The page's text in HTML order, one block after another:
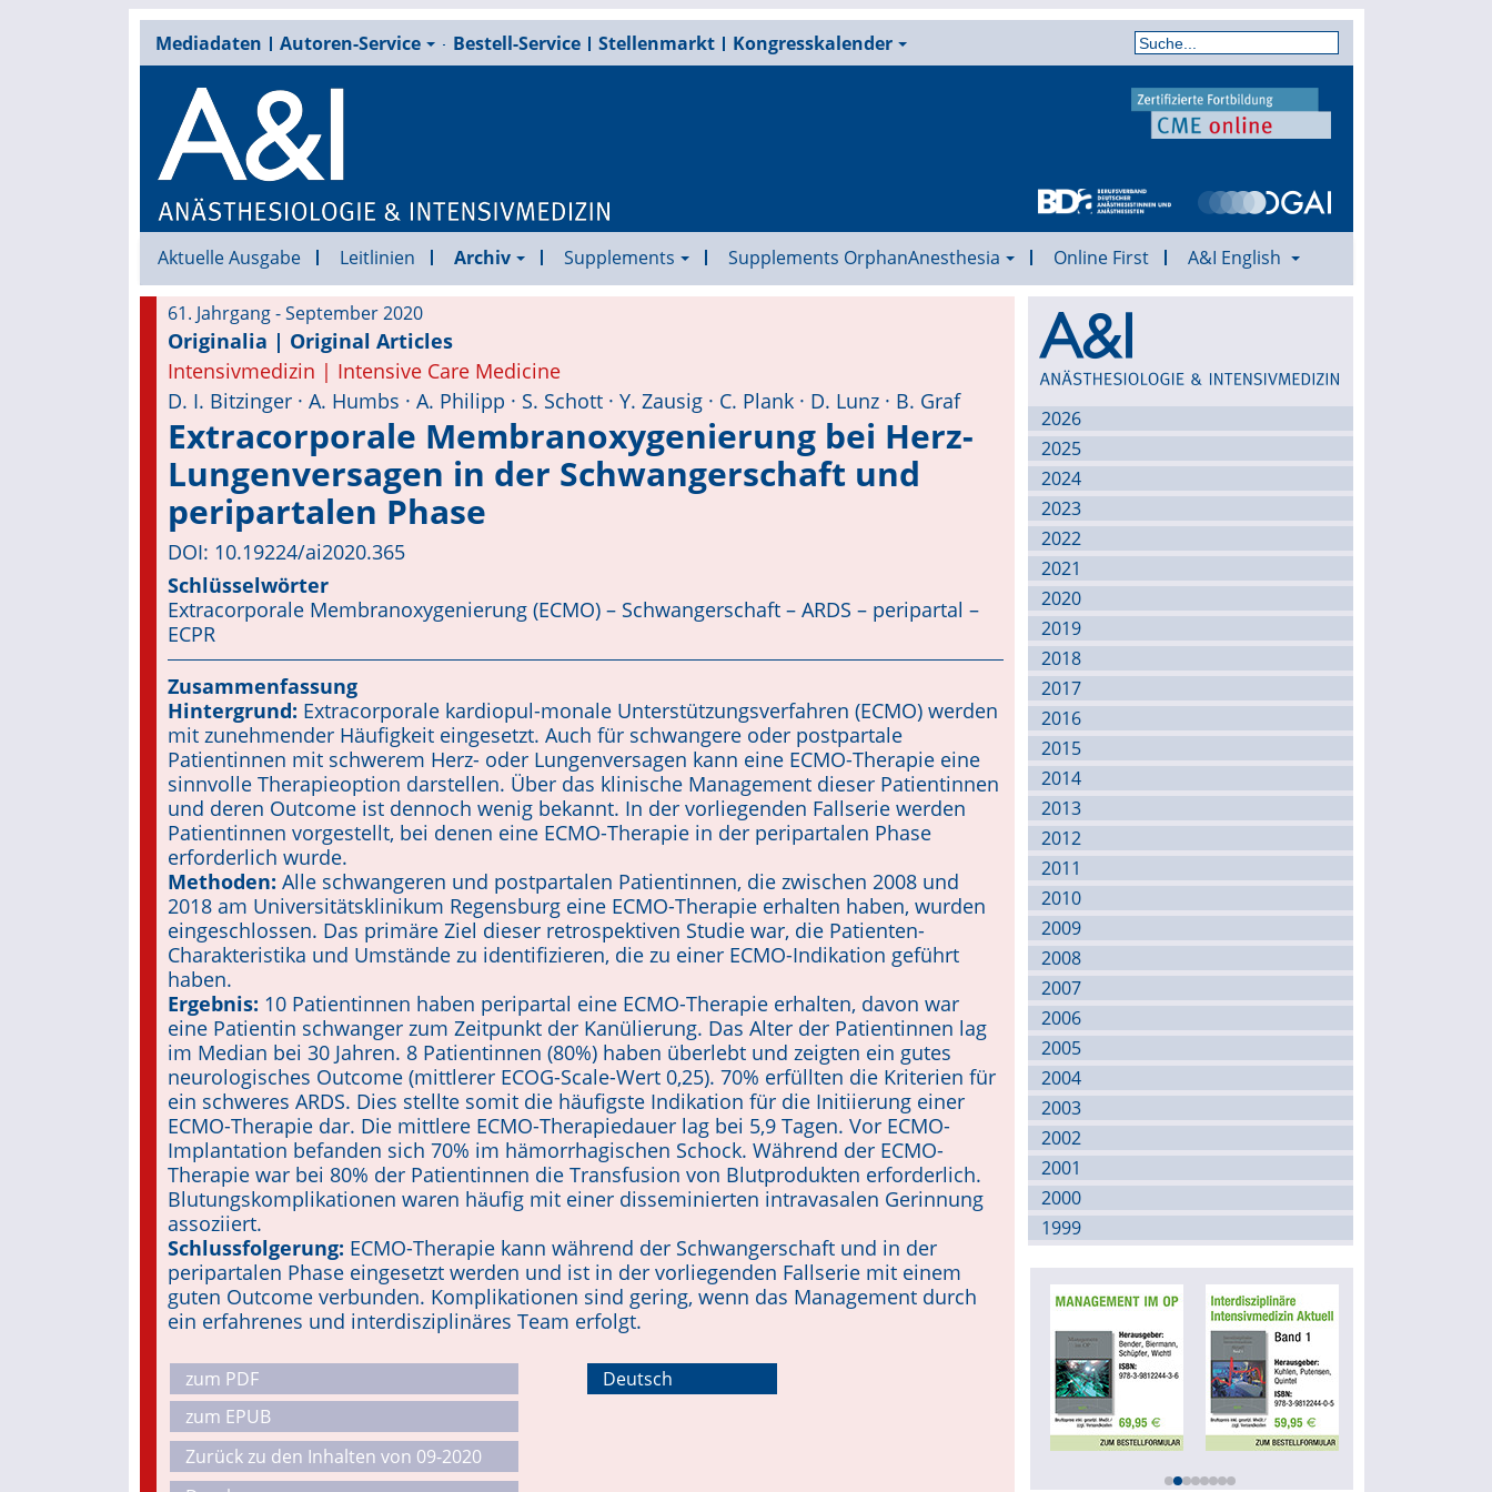
Mediadaten Autoren-Service Bestell-Service Stellenmarkt Kongresskalender
Aktuelle Ausgabe Leitlinien Archiv Supplements Supplements OrphanAnesthesia Online First A&I English
61. Jahrgang - September 2020
Originalia | Original Articles
Intensivmedizin | Intensive Care Medicine
D. I. Bitzinger · A. Humbs · A. Philipp · S. Schott · Y. Zausig · C. Plank · D. Lunz · B. Graf
Extracorporale Membran­oxygenierung bei Herz-
Lungenversagen in der Schwangerschaft und
peripartalen Phase
DOI: 10.19224/ai2020.365
Schlüsselwörter
Extracorporale Membranoxygenierung (ECMO) – Schwangerschaft – ARDS – peripartal –
ECPR
Zusammenfassung
Hintergrund: Extracorporale kardiopul-monale Unterstützungsverfahren (ECMO) werden
mit zunehmender Häufigkeit eingesetzt. Auch für schwangere oder postpartale
Patientinnen mit schwerem Herz- oder Lungenversagen kann eine ECMO-Therapie eine
sinnvolle Therapieoption darstellen. Über das klinische Management dieser Patientinnen
und deren Outcome ist dennoch wenig bekannt. In der vorliegenden Fallserie werden
Patientinnen vorgestellt, bei denen eine ECMO-Therapie in der peripartalen Phase
erforderlich wurde.
Methoden: Alle schwangeren und postpartalen Patientinnen, die zwischen 2008 und
2018 am Universitätsklinikum Regensburg eine ECMO-Therapie erhalten haben, wurden
eingeschlossen. Das primäre Ziel dieser retrospektiven Studie war, die Patienten-
Charakteristika und Umstände zu identifizieren, die zu einer ECMO-Indikation geführt
haben.
Ergebnis: 10 Patientinnen haben peripartal eine ECMO-Therapie erhalten, davon war
eine Patientin schwanger zum Zeitpunkt der Kanülierung. Das Alter der Patientinnen lag
im Median bei 30 Jahren. 8 Patientinnen (80%) haben überlebt und zeigten ein gutes
neurologisches Outcome (mittlerer ECOG-Scale-Wert 0,25). 70% erfüllten die Kriterien für
ein schweres ARDS. Dies stellte somit die häufigste Indikation für die Initiierung einer
ECMO-Therapie dar. Die mittlere ECMO-Therapiedauer lag bei 5,9 Tagen. Vor ECMO-
Implantation befanden sich 70% im hämorrhagischen Schock. Während der ECMO-
Therapie war bei 80% der Patientinnen die Transfusion von Blutprodukten erforderlich.
Blutungskomplikationen waren häufig mit einer disseminierten intravasalen Gerinnung
assoziiert.
Schlussfolgerung: ECMO-Therapie kann während der Schwangerschaft und in der
peripartalen Phase eingesetzt werden und ist in der vorliegenden Fallserie mit einem
guten Outcome verbunden. Komplikationen sind gering, wenn das Management durch
ein erfahrenes und interdisziplinäres Team erfolgt.
zum PDF
zum EPUB
Zurück zu den Inhalten von 09-2020
Deutsch
Archiv
2026
2025
2024
2023
2022
2021
2020
2019
2018
2017
2016
2015
2014
2013
2012
2011
2010
2009
2008
2007
2006
2005
2004
2003
2002
2001
2000
1999